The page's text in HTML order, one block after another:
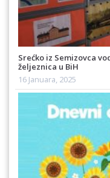
Srećko iz Semizovca
željeznica u BiH
16 Januara, 2025